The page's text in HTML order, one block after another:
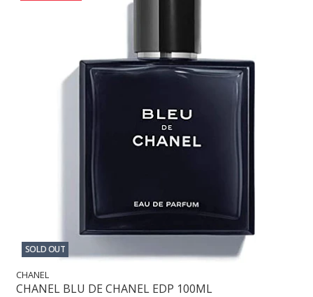
SOLD OUT
CHANEL
CHANEL BLU DE CHANEL EDP 100ML